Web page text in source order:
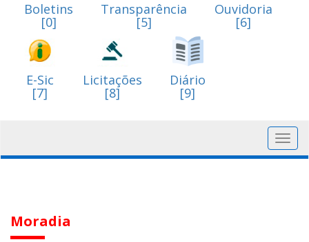
Boletins
[0]
Transparência
[5]
Ouvidoria
[6]
E-Sic
[7]
Licitações
[8]
Diário
[9]
Moradia